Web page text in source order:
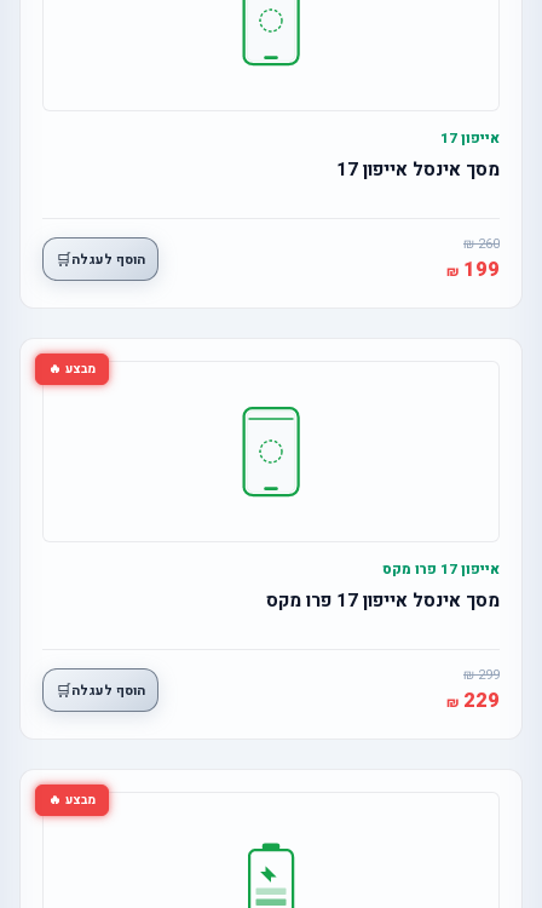
אייפון 17
מסך אינסל אייפון 17
260
199 הוסף לעגלה🛒
מבצע 🔥
אייפון 17 פרו מקס
מסך אינסל אייפון 17 פרו מקס
299
229 הוסף לעגלה🛒
מבצע 🔥